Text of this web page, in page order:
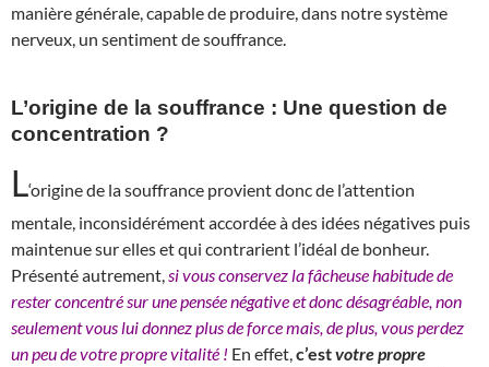
manière générale, capable de produire, dans notre système
nerveux, un sentiment de souffrance.
L’origine de la souffrance : Une question de
concentration ?
L‘origine de la souffrance provient donc de l’attention
mentale, inconsidérément accordée à des idées négatives puis
maintenue sur elles et qui contrarient l’idéal de bonheur.
Présenté autrement, si vous conservez la fâcheuse habitude de
rester concentré sur une pensée négative et donc désagréable, non
seulement vous lui donnez plus de force mais, de plus, vous perdez
un peu de votre propre vitalité ! En effet, c’estvotre propre